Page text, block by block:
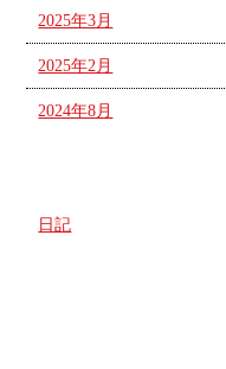
2025年3月
2025年2月
2024年8月
日記